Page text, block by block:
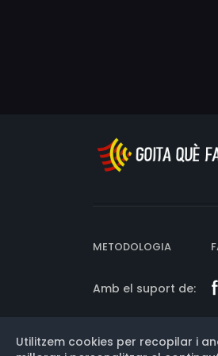
METODOLOGIA
Amb el suport de:
Versió:
Utilitzem cookies per recopilar i